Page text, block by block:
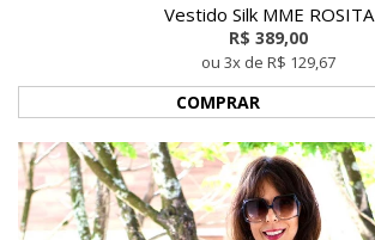
Vestido Silk MME ROSITA
R$ 389,00
ou 3x de R$ 129,67
COMPRAR